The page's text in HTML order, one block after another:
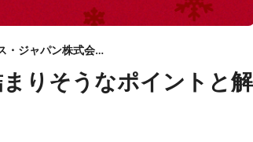
データブリックス・ジャパン株式会社
りそうなポイントと解